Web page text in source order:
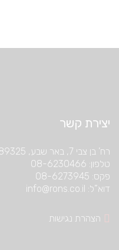
יצירת קשר
רח’ בן צבי 7, באר שבע, 8489325
טלפון: 08-6230466
פקס: 08-6273945
דוא”ל: info@rons.co.il
הצהרת נגישות